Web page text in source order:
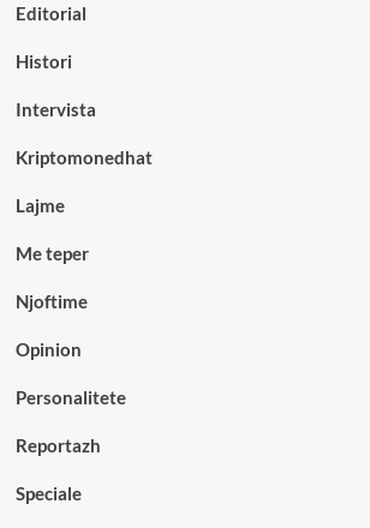
Editorial
Histori
Intervista
Kriptomonedhat
Lajme
Me teper
Njoftime
Opinion
Personalitete
Reportazh
Speciale